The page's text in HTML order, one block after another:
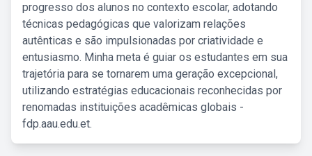
progresso dos alunos no contexto escolar, adotando
técnicas pedagógicas que valorizam relações
autênticas e são impulsionadas por criatividade e
entusiasmo. Minha meta é guiar os estudantes em sua
trajetória para se tornarem uma geração excepcional,
utilizando estratégias educacionais reconhecidas por
renomadas instituições acadêmicas globais -
fdp.aau.edu.et.